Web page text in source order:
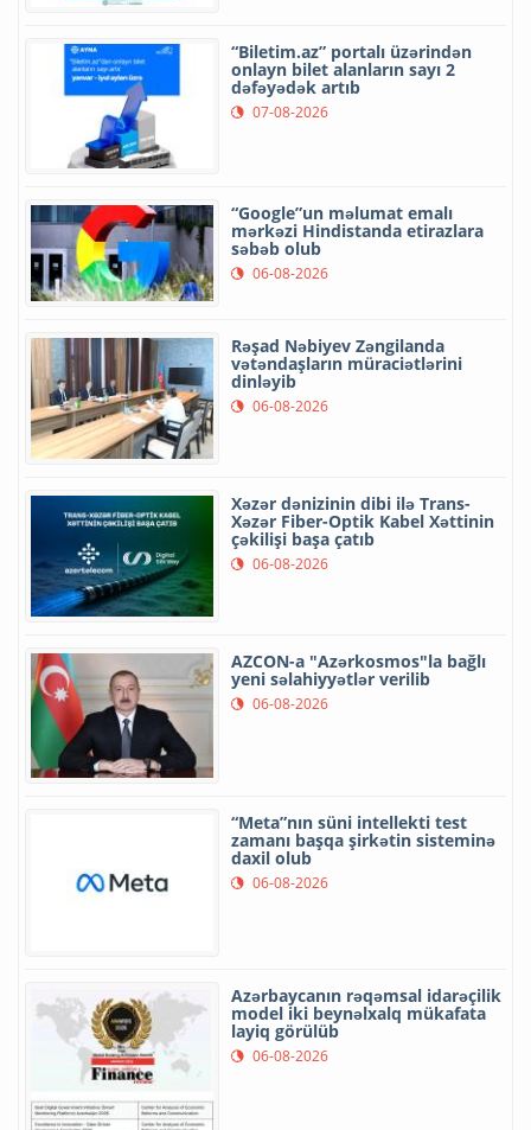
“Biletim.az” portalı üzərindən
onlayn bilet alanların sayı 2
dəfəyədək artıb
07-08-2026
“Google”un məlumat emalı
mərkəzi Hindistanda etirazlara
səbəb olub
06-08-2026
Rəşad Nəbiyev Zəngilanda
vətəndaşların müraciətlərini
dinləyib
06-08-2026
Xəzər dənizinin dibi ilə Trans-
Xəzər Fiber-Optik Kabel Xəttinin
çəkilişi başa çatıb
06-08-2026
AZCON-a "Azərkosmos"la bağlı
yeni səlahiyyətlər verilib
06-08-2026
“Meta”nın süni intellekti test
zamanı başqa şirkətin sisteminə
daxil olub
06-08-2026
Azərbaycanın rəqəmsal idarəçilik
model iki beynəlxalq mükafata
layiq görülüb
06-08-2026